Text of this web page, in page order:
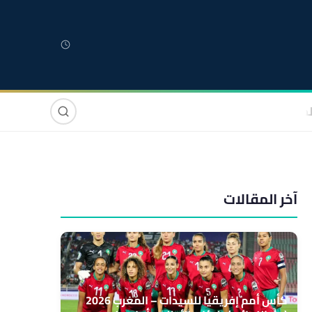
صوت وصورة
آخر المقالات
كأس أمم إفريقيا للسيدات – المغرب 2026